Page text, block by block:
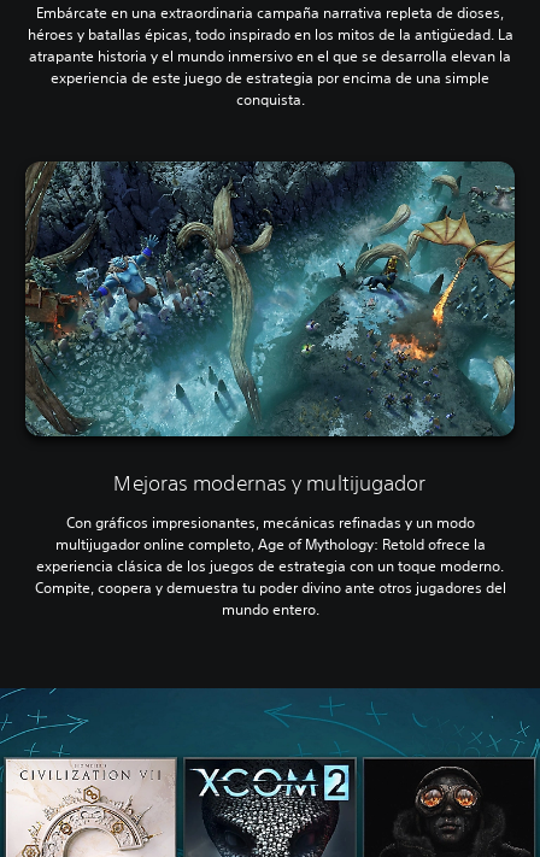
Embárcate en una extraordinaria campaña narrativa repleta de dioses,
héroes y batallas épicas, todo inspirado en los mitos de la antigüedad. La
atrapante historia y el mundo inmersivo en el que se desarrolla elevan la
experiencia de este juego de estrategia por encima de una simple
conquista.
Mejoras modernas y multijugador
Con gráficos impresionantes, mecánicas refinadas y un modo
multijugador online completo, Age of Mythology: Retold ofrece la
experiencia clásica de los juegos de estrategia con un toque moderno.
Compite, coopera y demuestra tu poder divino ante otros jugadores del
mundo entero.